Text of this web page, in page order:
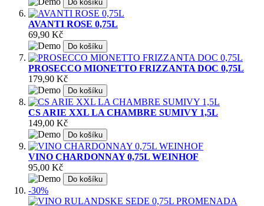
Do košíku
AVANTI ROSE 0,75L
69,90 Kč
Do košíku
PROSECCO MIONETTO FRIZZANTA DOC 0,75L
179,90 Kč
Do košíku
CS ARIE XXL LA CHAMBRE SUMIVY 1,5L
149,00 Kč
Do košíku
VINO CHARDONNAY 0,75L WEINHOF
95,00 Kč
Do košíku
-30%